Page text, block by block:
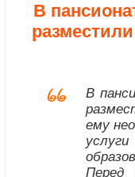
В
В
ему